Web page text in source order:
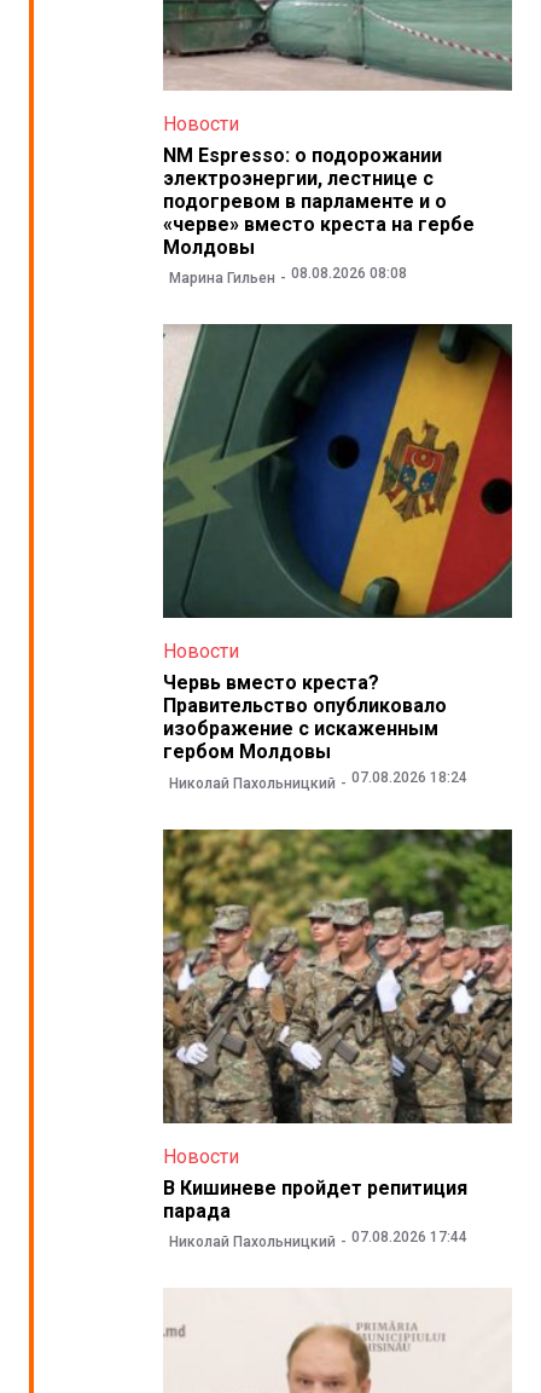
Новости
NM Espresso: о подорожании
электроэнергии, лестнице с
подогревом в парламенте и о
«черве» вместо креста на гербе
Молдовы
Марина Гильен 08.08.2026 08:08
Новости
Червь вместо креста?
Правительство опубликовало
изображение с искаженным
гербом Молдовы
Николай Пахольницкий 07.08.2026 18:24
Новости
В Кишиневе пройдет репитиция
парада
Николай Пахольницкий 07.08.2026 17:44